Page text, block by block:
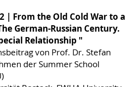
| From the Old Cold War to a
German-Russian Century.
Relationship "
von Prof. Dr. Stefan
der Summer School